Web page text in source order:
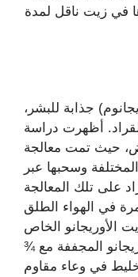
في زيت ناقل لمدة
جذابة للبشر،
أظهرت دراسة
حيث تمت معالجة
وسحبها عبر
على تلك المعالجة
في الهواء الطلق
إلى 10. لصنع زيت الأوريجانو الخاص
المجففة مع ¾
في وعاء مقاوم